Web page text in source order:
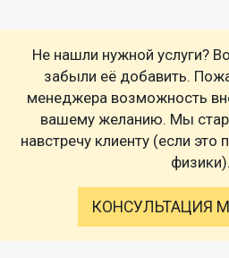
Не нашли нужной услуги?
забыли её добавить.
менеджера возможность
вашему желанию. Мы
навстречу клиенту (если это
физики).
КОНСУЛЬТАЦИЯ